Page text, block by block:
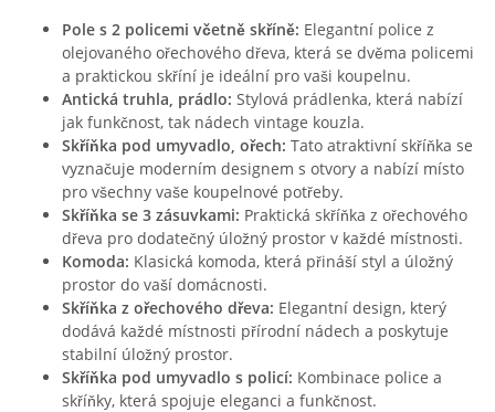
Pole s 2 policemi včetně skříně: Elegantní police z
olejovaného ořechového dřeva, která se dvěma policemi
a praktickou skříní je ideální pro vaši koupelnu.
Antická truhla, prádlo: Stylová prádlenka, která nabízí
jak funkčnost, tak nádech vintage kouzla.
Skříňka pod umyvadlo, ořech: Tato atraktivní skříňka se
vyznačuje moderním designem s otvory a nabízí místo
pro všechny vaše koupelnové potřeby.
Skříňka se 3 zásuvkami: Praktická skříňka z ořechového
dřeva pro dodatečný úložný prostor v každé místnosti.
Komoda: Klasická komoda, která přináší styl a úložný
prostor do vaší domácnosti.
Skříňka z ořechového dřeva: Elegantní design, který
dodává každé místnosti přírodní nádech a poskytuje
stabilní úložný prostor.
Skříňka pod umyvadlo s policí: Kombinace police a
skříňky, která spojuje eleganci a funkčnost.